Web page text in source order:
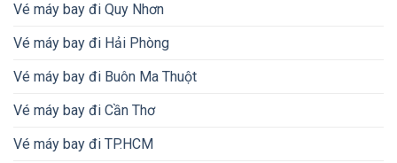
Vé máy bay đi Quy Nhơn
Vé máy bay đi Hải Phòng
Vé máy bay đi Buôn Ma Thuột
Vé máy bay đi Cần Thơ
Vé máy bay đi TP.HCM